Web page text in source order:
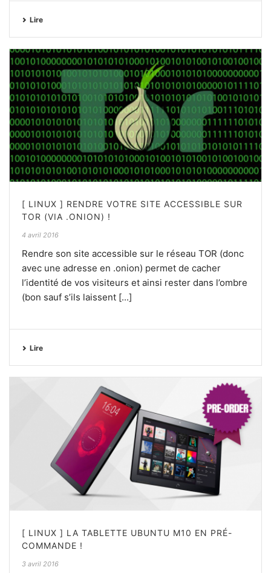
Lire
[ LINUX ] RENDRE VOTRE SITE ACCESSIBLE SUR
TOR (VIA .ONION) !
4 avril 2016
Rendre son site accessible sur le réseau TOR (donc
avec une adresse en .onion) permet de cacher
l’identité de vos visiteurs et ainsi rester dans l’ombre
(bon sauf s’ils laissent [...]
Lire
[ LINUX ] LA TABLETTE UBUNTU M10 EN PRÉ-
COMMANDE !
3 avril 2016